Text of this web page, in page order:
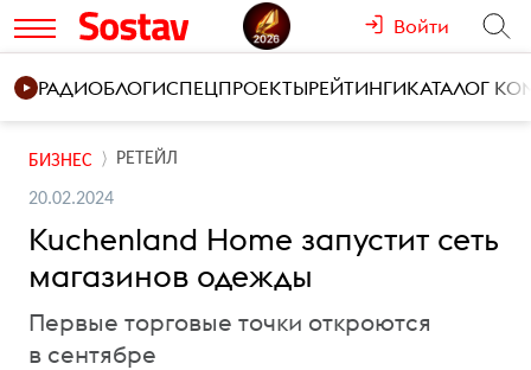
Войти
РАДИОБЛОГИСПЕЦПРОЕКТЫРЕЙТИНГИКАТАЛОГ
БИЗНЕС РЕТЕЙЛ
20.02.2024
Kuchenland Home запустит сеть
магазинов одежды
Первые торговые точки откроются
в сентябре